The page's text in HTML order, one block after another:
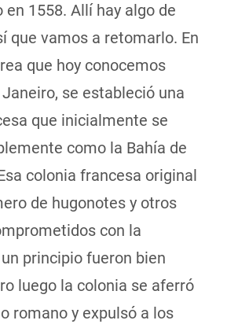
en 1558. Allí hay algo de
que vamos a retomarlo. En
que hoy conocemos
se estableció una
que inicialmente se
como la Bahía de
colonia francesa original
de hugonotes y otros
con la
principio fueron bien
luego la colonia se aferró
romano y expulsó a los